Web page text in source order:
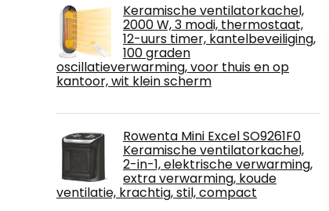
Keramische ventilatorkachel,
2000 W, 3 modi, thermostaat,
12-uurs timer, kantelbeveiliging,
100 graden
oscillatieverwarming, voor thuis en op
kantoor, wit klein scherm
Rowenta Mini Excel SO9261F0
Keramische ventilatorkachel,
2-in-1, elektrische verwarming,
extra verwarming, koude
ventilatie, krachtig, stil, compact